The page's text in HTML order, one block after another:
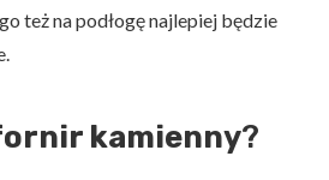
też na podłogę najlepiej będzie
kamienny?